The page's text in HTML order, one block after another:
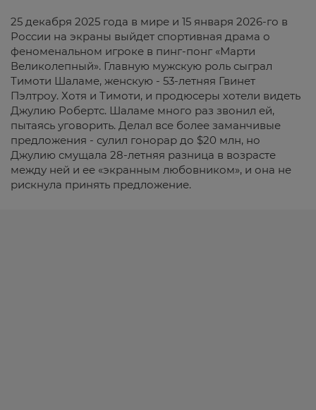
25 декабря 2025 года в мире и 15 января 2026-го в
России на экраны выйдет спортивная драма о
феноменальном игроке в пинг-понг «Марти
Великолепный». Главную мужскую роль сыграл
Тимоти Шаламе, женскую - 53-летняя Гвинет
Пэлтроу. Хотя и Тимоти, и продюсеры хотели видеть
Джулию Робертс. Шаламе много раз звонил ей,
пытаясь уговорить. Делал все более заманчивые
предложения - сулил гонорар до $20 млн, но
Джулию смущала 28-летняя разница в возрасте
между ней и ее «экранным любовником», и она не
рискнула принять предложение.